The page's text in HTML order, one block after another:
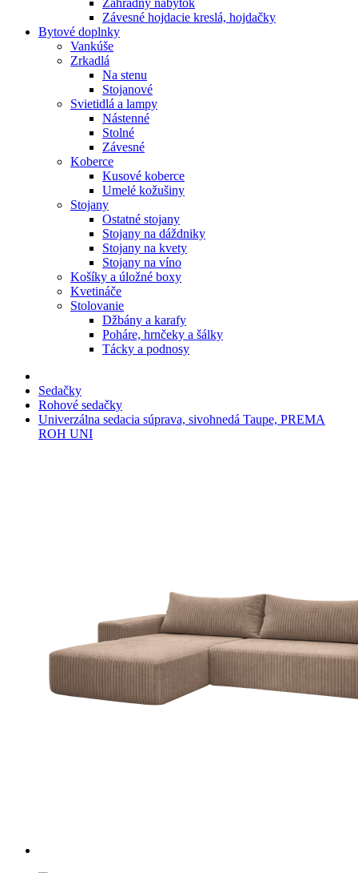
Záhradný nábytok
Závesné hojdacie kreslá, hojdačky
Bytové doplnky
Vankúše
Zrkadlá
Na stenu
Stojanové
Svietidlá a lampy
Nástenné
Stolné
Závesné
Koberce
Kusové koberce
Umelé kožušiny
Stojany
Ostatné stojany
Stojany na dáždniky
Stojany na kvety
Stojany na víno
Košíky a úložné boxy
Kvetináče
Stolovanie
Džbány a karafy
Poháre, hrnčeky a šálky
Tácky a podnosy
Sedačky
Rohové sedačky
Univerzálna sedacia súprava, sivohnedá Taupe, PREMA
ROH UNI